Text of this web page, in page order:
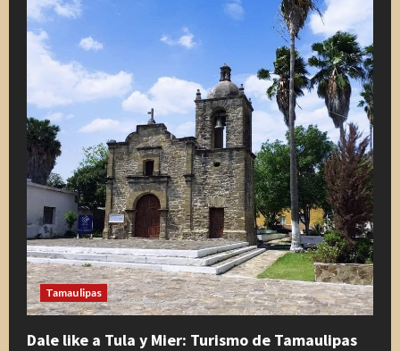
miles
de
en
DIFzania
Tamaulipas
Dale like a Tula y Mier: Turismo de Tamaulipas